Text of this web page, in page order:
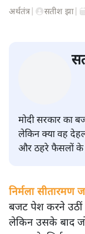
अर्थतंत्र सतीश झा